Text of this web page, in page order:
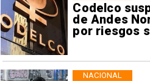
Codelco
de Andes
por riesgos
NACIONAL